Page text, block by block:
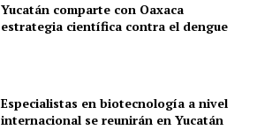
Yucatán comparte con Oaxaca
estrategia científica contra el dengue
Especialistas en biotecnología a nivel
internacional se reunirán en Yucatán